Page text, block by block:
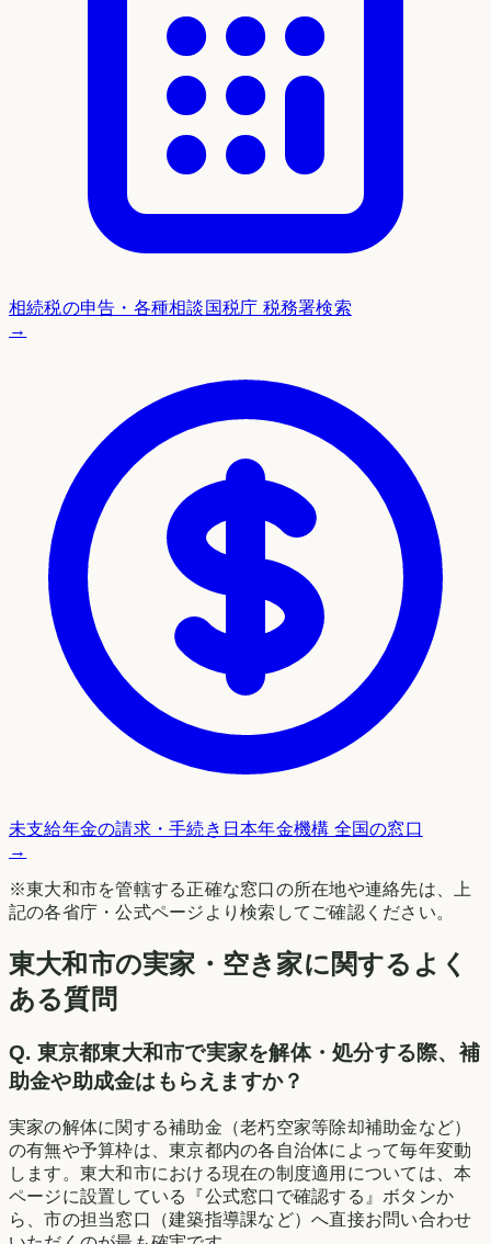
相続税の申告・各種相談 国税庁 税務署検索
→
未支給年金の請求・手続き 日本年金機構 全国の窓口
→
※東大和市を管轄する正確な窓口の所在地や連絡先は、上
記の各省庁・公式ページより検索してご確認ください。
東大和市の実家・空き家に関するよく
ある質問
Q. 東京都東大和市で実家を解体・処分する際、補
助金や助成金はもらえますか？
実家の解体に関する補助金（老朽空家等除却補助金など）
の有無や予算枠は、東京都内の各自治体によって毎年変動
します。東大和市における現在の制度適用については、本
ページに設置している『公式窓口で確認する』ボタンか
ら、市の担当窓口（建築指導課など）へ直接お問い合わせ